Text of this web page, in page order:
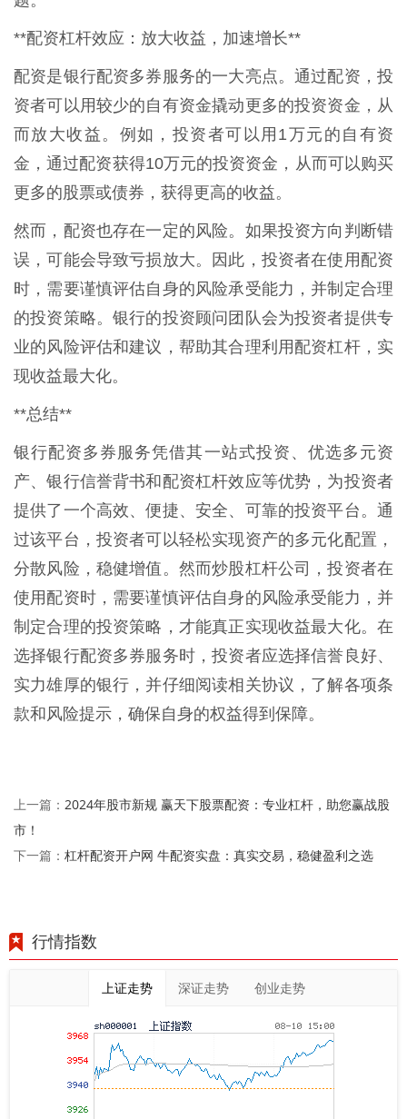
**配资杠杆效应：放大收益，加速增长**
配资是银行配资多券服务的一大亮点。通过配资，投
资者可以用较少的自有资金撬动更多的投资资金，从
而放大收益。例如，投资者可以用1万元的自有资
金，通过配资获得10万元的投资资金，从而可以购买
更多的股票或债券，获得更高的收益。
然而，配资也存在一定的风险。如果投资方向判断错
误，可能会导致亏损放大。因此，投资者在使用配资
时，需要谨慎评估自身的风险承受能力，并制定合理
的投资策略。银行的投资顾问团队会为投资者提供专
业的风险评估和建议，帮助其合理利用配资杠杆，实
现收益最大化。
**总结**
银行配资多券服务凭借其一站式投资、优选多元资
产、银行信誉背书和配资杠杆效应等优势，为投资者
提供了一个高效、便捷、安全、可靠的投资平台。通
过该平台，投资者可以轻松实现资产的多元化配置，
分散风险，稳健增值。然而炒股杠杆公司，投资者在
使用配资时，需要谨慎评估自身的风险承受能力，并
制定合理的投资策略，才能真正实现收益最大化。在
选择银行配资多券服务时，投资者应选择信誉良好、
实力雄厚的银行，并仔细阅读相关协议，了解各项条
款和风险提示，确保自身的权益得到保障。
上一篇： 2024年股市新规 赢天下股票配资：专业杠杆，助您赢战股
市！
下一篇： 杠杆配资开户网 牛配资实盘：真实交易，稳健盈利之选
行情指数
上证走势 深证走势 创业走势